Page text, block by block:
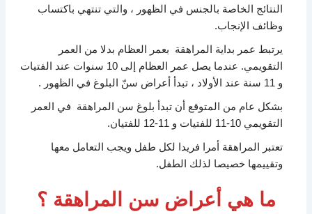
النتائج الخاصة بالجنس في الظهور ، والتي تنتهي باكتساب
وظائف الإنجاب.
يرتبط عمر بداية المراهقة بعمر العظام بدلا من العمر
التقويمي. عندما يصل عمر العظام إلى 10 سنوات عند الفتيات
و 11 سنة عند الأولاد ، تبدأ أعراض سنّ البلوغ في الظهور .
بشكل عام من المتوقع أن تبدأ بلوغ سن المراهقة في العمر
التقويمي 10-11 للفتيات و 11-12 للفتيان.
تعتبر المراهقة أمرا فريدا لكل طفل ويجب التعامل معها
وتقييمها خصيصا لذلك الطفل.
ما هي أعراض سن المراهقة ؟